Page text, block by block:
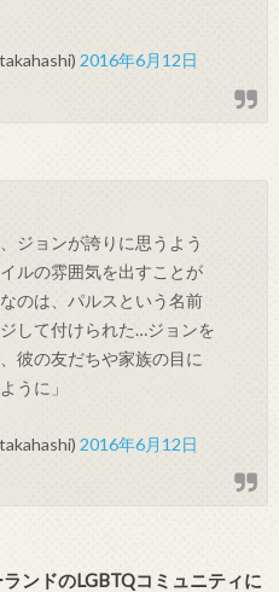
2016年6月12日
ジョンが誇りに思うよう
ルの雰囲気を出すことが
のは、パルスという名前
して付けられた…ジョンを
彼の友だちや家族の目に
うに」
2016年6月12日
ランドのLGBTQコミュニティに